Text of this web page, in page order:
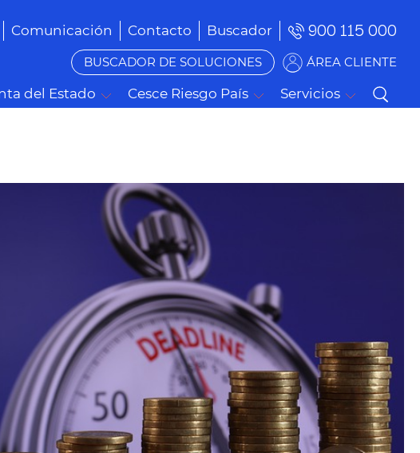
Comunicación Contacto Buscador 900 115 000
BUSCADOR DE SOLUCIONES ÁREA CLIENTE
del Estado Cesce Riesgo País Servicios